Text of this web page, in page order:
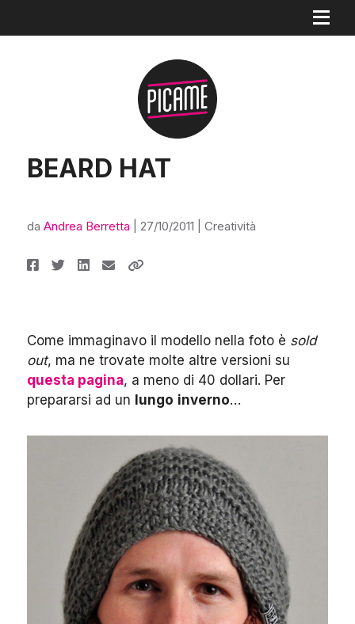
BEARD HAT
da Andrea Berretta 27/10/2011 Creatività
Come immaginavo il modello nella foto è sold
out, ma ne trovate molte altre versioni su
questa pagina, a meno di 40 dollari. Per
prepararsi ad un lungo inverno…